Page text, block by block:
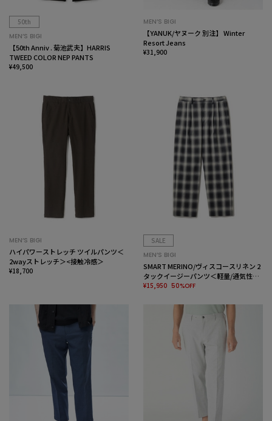
50th
MEN’S BIGI
【50th Anniv . 菊池武夫】HARRIS
TWEED COLOR NEP PANTS
¥49,500
MEN’S BIGI
【YANUK/ヤヌーク 別注】 Winter
Resort Jeans
¥31,900
MEN’S BIGI
ハイパワーストレッチ ツイルパンツ＜
2wayストレッチ＞<接触冷感＞
¥18,700
SALE
MEN’S BIGI
SMART MERINO/ヴィスコースリネン 2
タックイージーパンツ＜軽量/通気性＞
＜ストレッチ＞
¥15,950 50%OFF